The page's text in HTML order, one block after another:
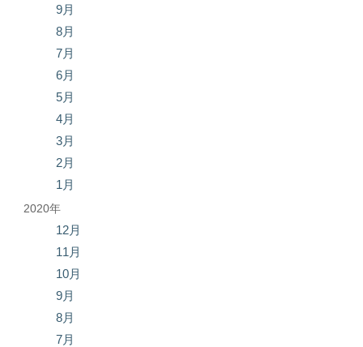
9月
8月
7月
6月
5月
4月
3月
2月
1月
2020年
12月
11月
10月
9月
8月
7月